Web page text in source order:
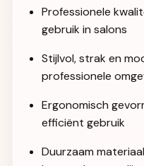
Professionele
gebruik in salons
Stijlvol, strak en
professionele
Ergonomisch
efficiënt gebruik
Duurzaam